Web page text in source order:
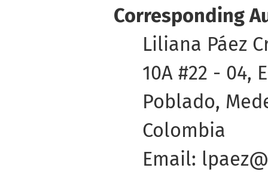
Corresponding
Liliana Páez
10A #22 - 04,
Poblado,
Colombia
Email: